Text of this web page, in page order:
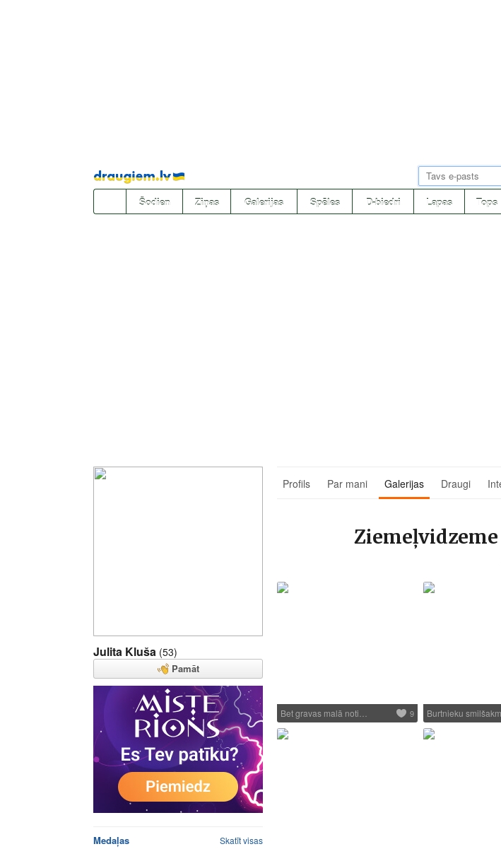
Pāriet
uz
saturu
Šodien Ziņas Galerijas Spēles D-biedri Lapas Tops
Julita Kluša (53)
Pamāt
Medaļas Skatīt visas
Profils Par mani Galerijas Draugi
Ziemeļvidzeme
Bet gravas malā noti… 9 Burtnieku